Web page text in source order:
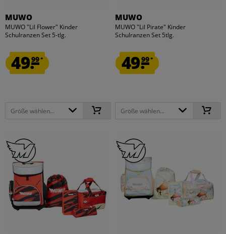
MUWO
MUWO "Lil Flower" Kinder
Schulranzen Set 5-tlg.
49.99*
Größe wählen...
MUWO
MUWO "Lil Pirate" Kinder
Schulranzen Set 5tlg.
49.99*
Größe wählen...